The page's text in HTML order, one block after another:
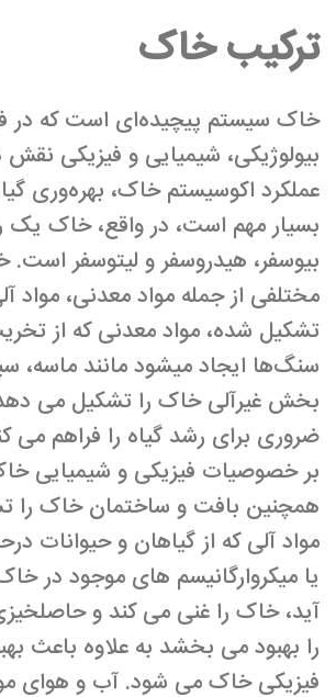
ترکیب خاک
خاک‌ سیستم‌ پیچیده‌ای است که در
بیولوژیکی، شیمیایی و فیزیکی نقش
عملکرد اکوسیستم خاک، بهره‌وری
بسیار مهم است، در واقع، خاک یک
بیوسفر، هیدروسفر و لیتوسفر است.
مختلفی از جمله مواد معدنی، مواد
تشکیل شده، مواد معدنی که از
سنگ‌ها ایجاد می­شود مانند ماسه،
بخش غیر­آلی خاک را تشکیل می­
ضروری برای رشد گیاه را فراهم می­
بر خصوصیات فیزیکی و شیمیایی
همچنین بافت و ساختمان خاک را
مواد آلی که از گیاهان و حیوانات
آید، خاک را غنی می­ کند و
را بهبود می­ بخشد به­ علاوه باعث
فیزیکی خاک می­ شود. آب و هوای